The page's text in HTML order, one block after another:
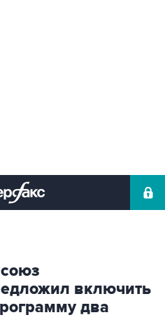
включить
два